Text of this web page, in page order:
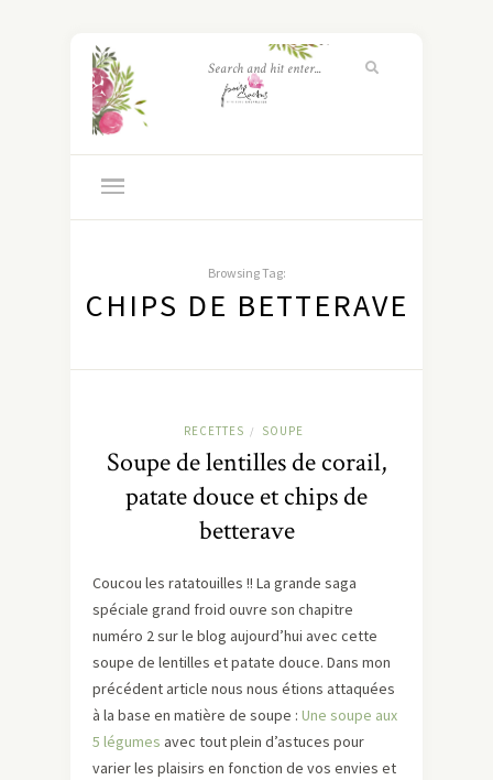
Browsing Tag:
CHIPS DE BETTERAVE
RECETTES / SOUPE
Soupe de lentilles de corail,
patate douce et chips de
betterave
Coucou les ratatouilles !! La grande saga
spéciale grand froid ouvre son chapitre
numéro 2 sur le blog aujourd’hui avec cette
soupe de lentilles et patate douce. Dans mon
précédent article nous nous étions attaquées
à la base en matière de soupe : Une soupe aux
5 légumes avec tout plein d’astuces pour
varier les plaisirs en fonction de vos envies et